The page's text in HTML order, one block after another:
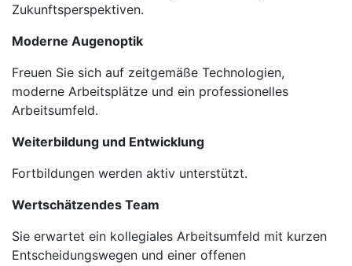
Zukunftsperspektiven.
Moderne Augenoptik
Freuen Sie sich auf zeitgemäße Technologien,
moderne Arbeitsplätze und ein professionelles
Arbeitsumfeld.
Weiterbildung und Entwicklung
Fortbildungen werden aktiv unterstützt.
Wertschätzendes Team
Sie erwartet ein kollegiales Arbeitsumfeld mit kurzen
Entscheidungswegen und einer offenen